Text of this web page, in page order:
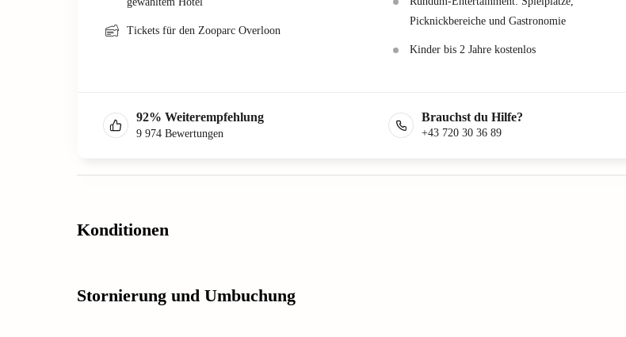
Tickets für den Zooparc Overloon
Picknickbereiche und Gastronomie
Kinder bis 2 Jahre kostenlos
92% Weiterempfehlung
9 974 Bewertungen
Brauchst du Hilfe?
+43 720 30 36 89
Konditionen
Stornierung und Umbuchung